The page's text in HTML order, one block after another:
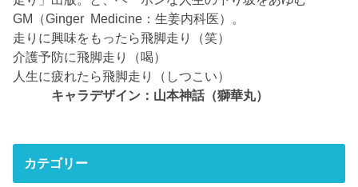
GM（Ginger Medicine：生姜内科医）。
走りに興味をもったら飛脚走り（笑）
介護予防に飛脚走り（喝）
人生に疲れたら飛脚走り（しつこい）
キャラデザイン：山本神話（獅華丸）
カテゴリー